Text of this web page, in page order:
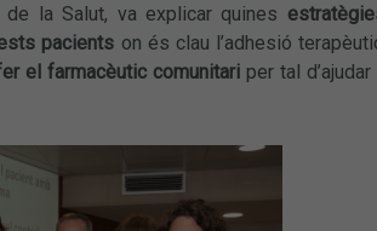
de la Salut, va explicar quines
pacients on és clau l’adhesió
el farmacèutic comunitariper tal